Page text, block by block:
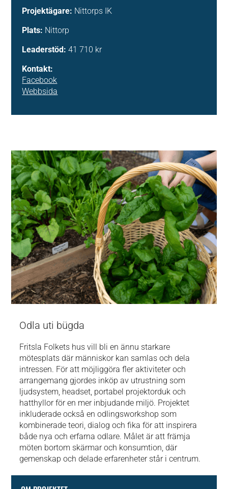
Projektägare: Nittorps IK
Plats: Nittorp
Leaderstöd: 41 710 kr
Kontakt:
Facebook
Webbsida
Odla uti bügda
Fritsla Folkets hus vill bli en ännu starkare
mötesplats där människor kan samlas och dela
intressen. För att möjliggöra fler aktiviteter och
arrangemang gjordes inköp av utrustning som
ljudsystem, headset, portabel projektorduk och
hatthyllor för en mer inbjudande miljö. Projektet
inkluderade också en odlingsworkshop som
kombinerade teori, dialog och fika för att inspirera
både nya och erfarna odlare. Målet är att främja
möten bortom skärmar och konsumtion, där
gemenskap och delade erfarenheter står i centrum.